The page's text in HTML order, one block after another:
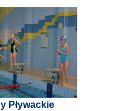
Pływackie